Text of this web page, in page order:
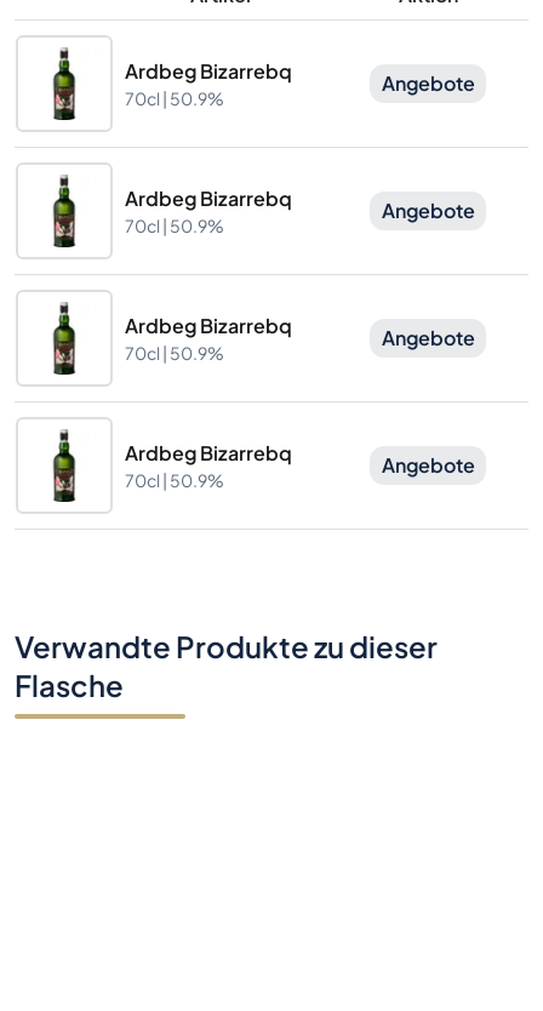
Ardbeg Bizarrebq
70cl | 50.9%
Angebote
Ardbeg Bizarrebq
70cl | 50.9%
Angebote
Ardbeg Bizarrebq
70cl | 50.9%
Angebote
Ardbeg Bizarrebq
70cl | 50.9%
Angebote
Verwandte Produkte zu dieser
Flasche